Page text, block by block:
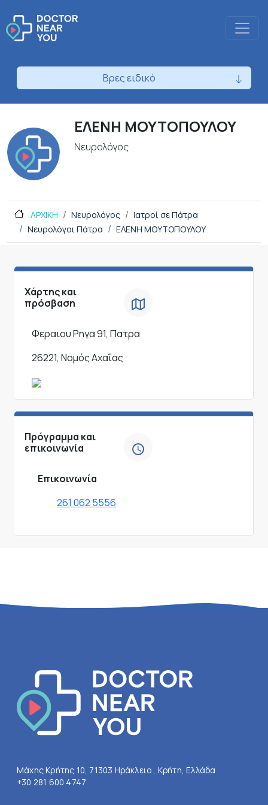
Βρες ειδικό
ΕΛΕΝΗ ΜΟΥΤΟΠΟΥΛΟΥ
Νευρολόγος
ΑΡΧΙΚΗ Νευρολόγος
Ιατροί σε Πάτρα
Νευρολόγοι Πάτρα
ΕΛΕΝΗ ΜΟΥΤΟΠΟΥΛΟΥ
Χάρτης και
πρόσβαση
Φεραιου Ρηγα 91, Πατρα
26221, Νομός Αχαΐας
Πρόγραμμα και
επικοινωνία
Επικοινωνία
261 062 5556
Μάχης Κρήτης 10, 71303 Ηράκλειο , Κρήτη, Ελλάδα
+30 281 600 4747